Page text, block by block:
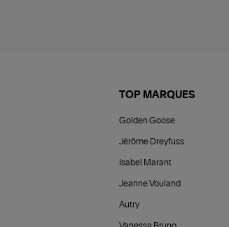
TOP MARQUES
Golden Goose
Jérôme Dreyfuss
Isabel Marant
Jeanne Vouland
Autry